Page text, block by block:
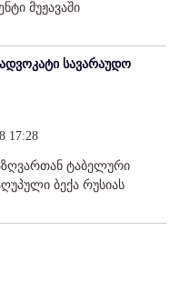
მუჟავაში
სავარაუდო
17:28
ტაბელური
ბექა რუსიას